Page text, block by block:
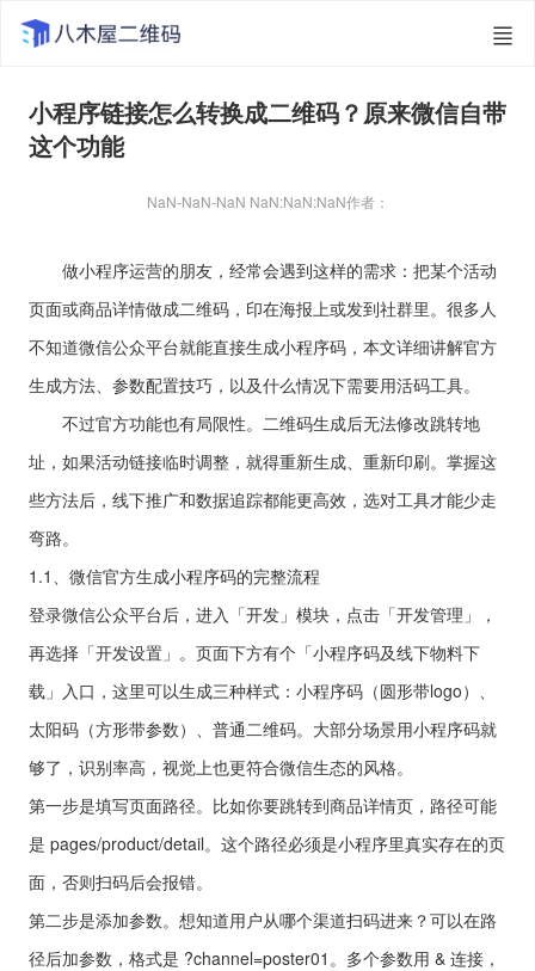
小程序链接怎么转换成二维码？原来微信自带
这个功能
NaN-NaN-NaN NaN:NaN:NaN作者：
做小程序运营的朋友，经常会遇到这样的需求：把某个活动
页面或商品详情做成二维码，印在海报上或发到社群里。很多人
不知道微信公众平台就能直接生成小程序码，本文详细讲解官方
生成方法、参数配置技巧，以及什么情况下需要用活码工具。
不过官方功能也有局限性。二维码生成后无法修改跳转地
址，如果活动链接临时调整，就得重新生成、重新印刷。掌握这
些方法后，线下推广和数据追踪都能更高效，选对工具才能少走
弯路。
1.1、微信官方生成小程序码的完整流程
登录微信公众平台后，进入「开发」模块，点击「开发管理」，
再选择「开发设置」。页面下方有个「小程序码及线下物料下
载」入口，这里可以生成三种样式：小程序码（圆形带logo）、
太阳码（方形带参数）、普通二维码。大部分场景用小程序码就
够了，识别率高，视觉上也更符合微信生态的风格。
第一步是填写页面路径。比如你要跳转到商品详情页，路径可能
是 pages/product/detail。这个路径必须是小程序里真实存在的页
面，否则扫码后会报错。
第二步是添加参数。想知道用户从哪个渠道扫码进来？可以在路
径后加参数，格式是 ?channel=poster01。多个参数用 & 连接，